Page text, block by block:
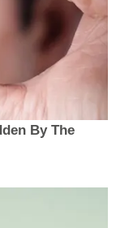
By The